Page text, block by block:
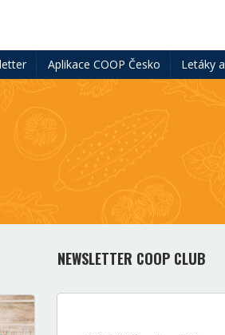
Aplikace COOP Česko Letáky
NEWSLETTER COOP CLUB